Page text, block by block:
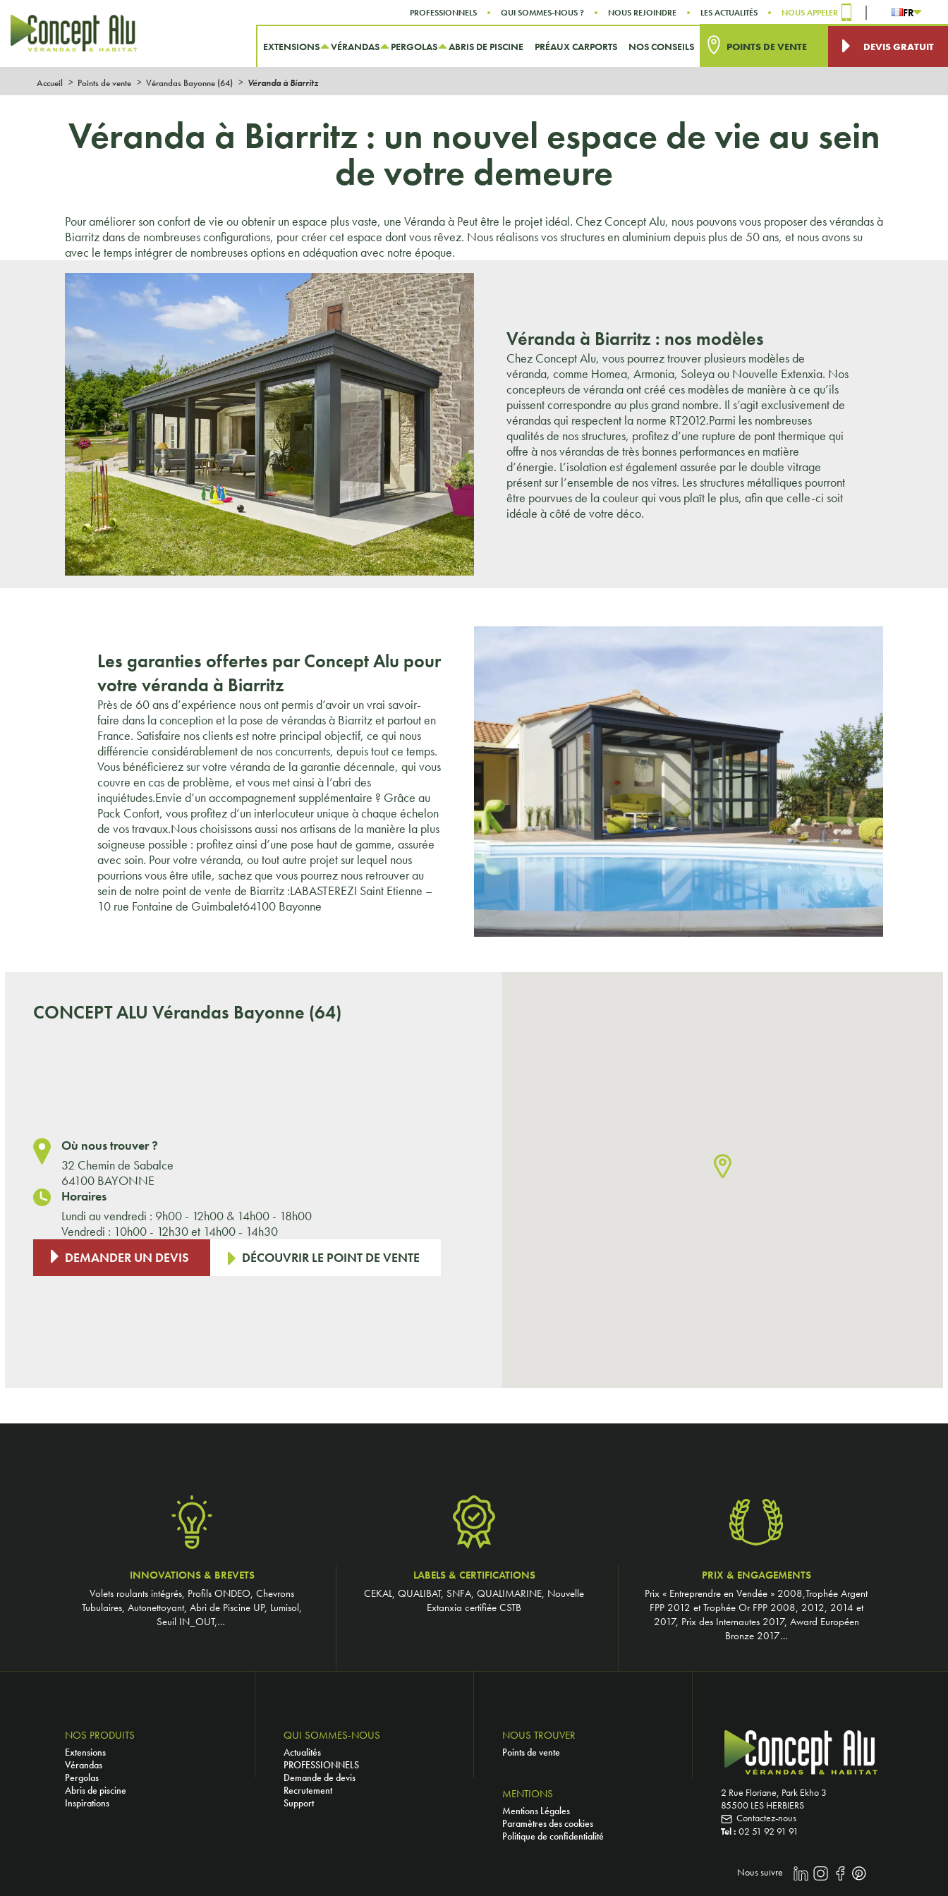
Aller au menu
Aller au contenu
PROFESSIONNELS QUI SOMMES-NOUS ? NOUS REJOINDRE LES ACTUALITÉS NOUS APPELER FR
EXTENSIONS VÉRANDAS PERGOLAS ABRIS DE PISCINE PRÉAUX CARPORTS NOS CONSEILS POINTS DE VENTE DEVIS GRATUIT
Accueil Points de vente Vérandas Bayonne (64) Véranda à Biarritz
Véranda à Biarritz : un nouvel espace de vie au sein
de votre demeure
Pour améliorer son confort de vie ou obtenir un espace plus vaste, une Véranda à Peut être le projet idéal. Chez Concept Alu, nous pouvons vous proposer des vérandas à
Biarritz dans de nombreuses configurations, pour créer cet espace dont vous rêvez. Nous réalisons vos structures en aluminium depuis plus de 50 ans, et nous avons su
avec le temps intégrer de nombreuses options en adéquation avec notre époque.
Véranda à Biarritz : nos modèles
Chez Concept Alu, vous pourrez trouver plusieurs modèles de
véranda, comme Homea, Armonia, Soleya ou Nouvelle Extenxia. Nos
concepteurs de véranda ont créé ces modèles de manière à ce qu’ils
puissent correspondre au plus grand nombre. Il s’agit exclusivement de
vérandas qui respectent la norme RT2012.Parmi les nombreuses
qualités de nos structures, profitez d’une rupture de pont thermique qui
offre à nos vérandas de très bonnes performances en matière
d’énergie. L’isolation est également assurée par le double vitrage
présent sur l’ensemble de nos vitres. Les structures métalliques pourront
être pourvues de la couleur qui vous plaît le plus, afin que celle-ci soit
idéale à côté de votre déco.
Les garanties offertes par Concept Alu pour
votre véranda à Biarritz
Près de 60 ans d’expérience nous ont permis d’avoir un vrai savoir-
faire dans la conception et la pose de vérandas à Biarritz et partout en
France. Satisfaire nos clients est notre principal objectif, ce qui nous
différencie considérablement de nos concurrents, depuis tout ce temps.
Vous bénéficierez sur votre véranda de la garantie décennale, qui vous
couvre en cas de problème, et vous met ainsi à l’abri des
inquiétudes.Envie d’un accompagnement supplémentaire ? Grâce au
Pack Confort, vous profitez d’un interlocuteur unique à chaque échelon
de vos travaux.Nous choisissons aussi nos artisans de la manière la plus
soigneuse possible : profitez ainsi d’une pose haut de gamme, assurée
avec soin. Pour votre véranda, ou tout autre projet sur lequel nous
pourrions vous être utile, sachez que vous pourrez nous retrouver au
sein de notre point de vente de Biarritz :LABASTEREZI Saint Etienne –
10 rue Fontaine de Guimbalet64100 Bayonne
CONCEPT ALU Vérandas Bayonne (64)
Où nous trouver ?
32 Chemin de Sabalce
64100 BAYONNE
Horaires
Lundi au vendredi : 9h00 - 12h00 & 14h00 - 18h00
Vendredi : 10h00 - 12h30 et 14h00 - 14h30
DEMANDER UN DEVIS
DÉCOUVRIR LE POINT DE VENTE
INNOVATIONS & BREVETS
Volets roulants intégrés, Profils ONDEO, Chevrons
Tubulaires, Autonettoyant, Abri de Piscine UP, Lumisol,
Seuil IN_OUT,…
LABELS & CERTIFICATIONS
CEKAL, QUALIBAT, SNFA, QUALIMARINE, Nouvelle
Extanxia certifiée CSTB
PRIX & ENGAGEMENTS
Prix « Entreprendre en Vendée » 2008,Trophée Argent
FPP 2012 et Trophée Or FPP 2008, 2012, 2014 et
2017, Prix des Internautes 2017, Award Européen
Bronze 2017…
NOS PRODUITS
Extensions
Vérandas
Pergolas
Abris de piscine
Inspirations
QUI SOMMES-NOUS
Actualités
PROFESSIONNELS
Demande de devis
Recrutement
Support
NOUS TROUVER
Points de vente
MENTIONS
Mentions Légales
Paramètres des cookies
Politique de confidentialité
2 Rue Floriane, Park Ekho 3
85500 LES HERBIERS
Contactez-nous
Tel : 02 51 92 91 91
Nous suivre